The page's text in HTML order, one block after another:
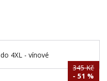
345 Kč
- 51 %